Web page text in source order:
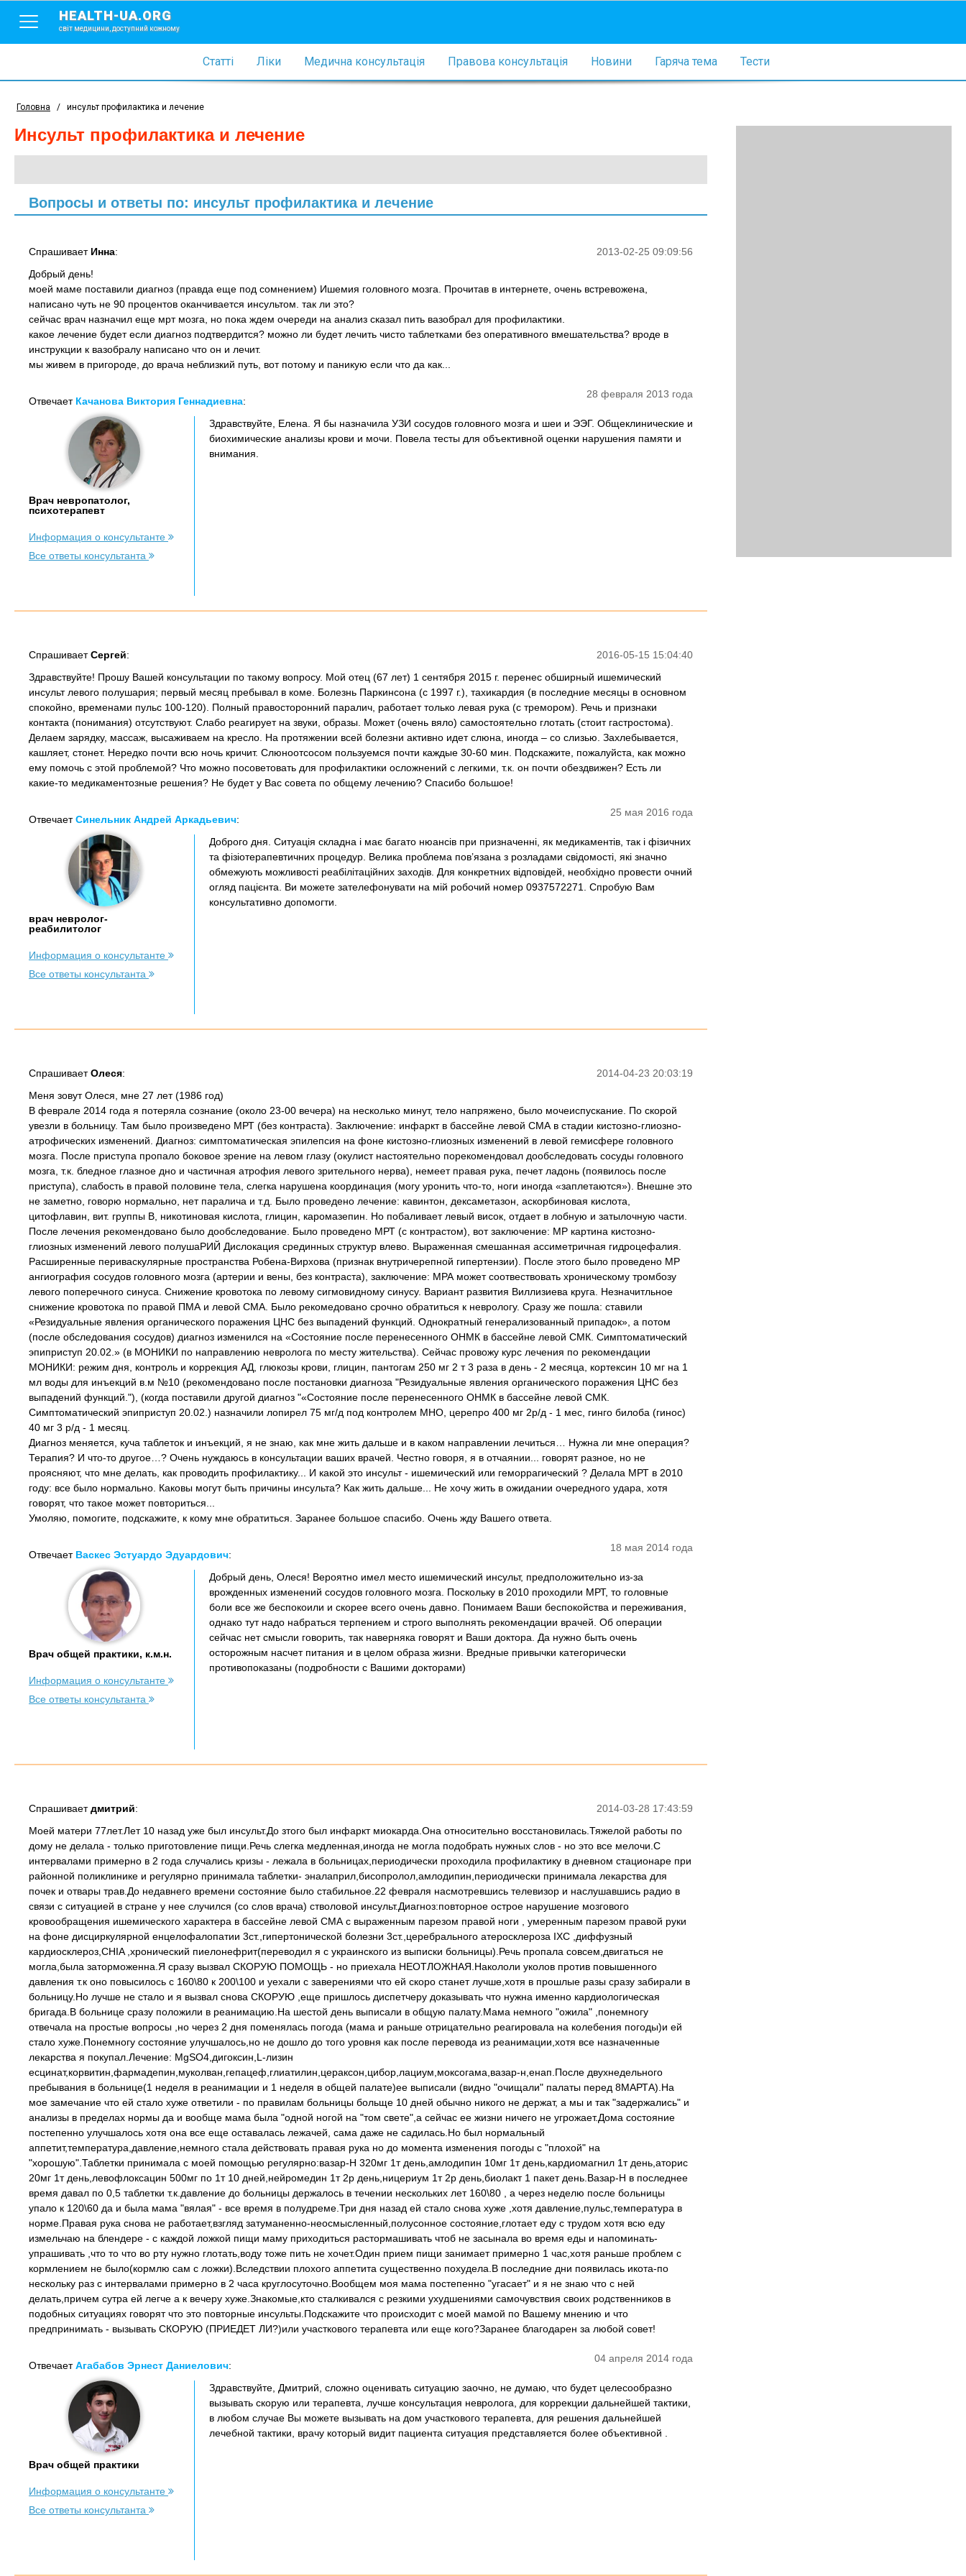
HEALTH-UA.ORG
світ медицини, доступний кожному
Статті Ліки Медична консультація Правова консультація Новини Гаряча тема Тести
Головна / инсульт профилактика и лечение
инсульт профилактика и лечение
Вопросы и ответы по: инсульт профилактика и лечение
2013-02-25 09:09:56
Спрашивает Инна:
Добрый день!
моей маме поставили диагноз (правда еще под сомнением) Ишемия головного мозга. Прочитав в интернете, очень встревожена,
написано чуть не 90 процентов оканчивается инсультом. так ли это?
сейчас врач назначил еще мрт мозга, но пока ждем очереди на анализ сказал пить вазобрал для профилактики.
какое лечение будет если диагноз подтвердится? можно ли будет лечить чисто таблетками без оперативного вмешательства? вроде в
инструкции к вазобралу написано что он и лечит.
мы живем в пригороде, до врача неблизкий путь, вот потому и паникую если что да как...
28 февраля 2013 года
Отвечает Качанова Виктория Геннадиевна:
Врач невропатолог,
психотерапевт
Информация о консультанте
Все ответы консультанта
Здравствуйте, Елена. Я бы назначила УЗИ сосудов головного мозга и шеи и ЭЭГ. Общеклинические и
биохимические анализы крови и мочи. Повела тесты для объективной оценки нарушения памяти и
внимания.
2016-05-15 15:04:40
СпрашиваетСергей:
Здравствуйте! Прошу Вашей консультации по такому вопросу. Мой отец (67 лет) 1 сентября 2015 г. перенес обширный ишемический
инсульт левого полушария; первый месяц пребывал в коме. Болезнь Паркинсона (с 1997 г.), тахикардия (в последние месяцы в основном
спокойно, временами пульс 100-120). Полный правосторонний паралич, работает только левая рука (с тремором). Речь и признаки
контакта (понимания) отсутствуют. Слабо реагирует на звуки, образы. Может (очень вяло) самостоятельно глотать (стоит гастростома).
Делаем зарядку, массаж, высаживаем на кресло. На протяжении всей болезни активно идет слюна, иногда – со слизью. Захлебывается,
кашляет, стонет. Нередко почти всю ночь кричит. Слюноотсосом пользуемся почти каждые 30-60 мин. Подскажите, пожалуйста, как можно
ему помочь с этой проблемой? Что можно посоветовать для профилактики осложнений с легкими, т.к. он почти обездвижен? Есть ли
какие-то медикаментозные решения? Не будет у Вас совета по общему лечению? Спасибо большое!
25 мая 2016 года
ОтвечаетСинельник Андрей Аркадьевич:
врач невролог-
реабилитолог
Информация о консультанте
Все ответы консультанта
Доброго дня. Ситуація складна і має багато нюансів при призначенні, як медикаментів, так і фізичних
та фізіотерапевтичних процедур. Велика проблема пов’язана з розладами свідомості, які значно
обмежують можливості реабілітаційних заходів. Для конкретних відповідей, необхідно провести очний
огляд пацієнта. Ви можете зателефонувати на мій робочий номер 0937572271. Спробую Вам
консультативно допомогти.
2014-04-23 20:03:19
СпрашиваетOлеся:
Меня зовут Олеся, мне 27 лет (1986 год)
В феврале 2014 года я потеряла сознание (около 23-00 вечера) на несколько минут, тело напряжено, было мочеиспускание. По скорой
увезли в больницу. Там было произведено МРТ (без контраста). Заключение: инфаркт в бассейне левой СМА в стадии кистозно-глиозно-
атрофических изменений. Диагноз: симптоматическая эпилепсия на фоне кистозно-глиозных изменений в левой гемисфере головного
мозга. После приступа пропало боковое зрение на левом глазу (окулист настоятельно порекомендовал дообследовать сосуды головного
мозга, т.к. бледное глазное дно и частичная атрофия левого зрительного нерва), немеет правая рука, печет ладонь (появилось после
приступа), слабость в правой половине тела, слегка нарушена координация (могу уронить что-то, ноги иногда «заплетаются»). Внешне это
не заметно, говорю нормально, нет паралича и т.д. Было проведено лечение: кавинтон, дексаметазон, аскорбиновая кислота,
цитофлавин, вит. группы В, никотиновая кислота, глицин, каромазепин. Но побаливает левый висок, отдает в лобную и затылочную части.
После лечения рекомендовано было дообследование. Было проведено МРТ (с контрастом), вот заключение: МР картина кистозно-
глиозных изменений левого полушаРИЙ Дислокация срединных структур влево. Выраженная смешанная ассиметричная гидроцефалия.
Расширенные периваскулярные пространства Робена-Вирхова (признак внутричерепной гипертензии). После этого было проведено МР
ангиография сосудов головного мозга (артерии и вены, без контраста), заключение: МРА может соотвествовать хроническому тромбозу
левого поперечного синуса. Снижение кровотока по левому сигмовидному синусу. Вариант развития Виллизиева круга. Незначитльное
снижение кровотока по правой ПМА и левой СМА. Было рекомедовано срочно обратиться к неврологу. Сразу же пошла: ставили
«Резидуальные явления органического поражения ЦНС без выпадений функций. Однократный генерализованный припадок», а потом
(после обследования сосудов) диагноз изменился на «Состояние после перенесенного ОНМК в бассейне левой СМК. Симптоматический
эпиприступ 20.02.» (в МОНИКИ по направлению невролога по месту жительства). Сейчас провожу курс лечения по рекомендации
МОНИКИ: режим дня, контроль и коррекция АД, глюкозы крови, глицин, пантогам 250 мг 2 т 3 раза в день - 2 месяца, кортексин 10 мг на 1
мл воды для инъекций в.м №10 (рекомендовано после постановки диагноза "Резидуальные явления органического поражения ЦНС без
выпадений функций."), (когда поставили другой диагноз "«Состояние после перенесенного ОНМК в бассейне левой СМК.
Симптоматический эпиприступ 20.02.) назначили лопирел 75 мг/д под контролем МНО, церепро 400 мг 2р/д - 1 мес, гинго билоба (гинос)
40 мг 3 р/д - 1 месяц.
Диагноз меняется, куча таблеток и инъекций, я не знаю, как мне жить дальше и в каком направлении лечиться… Нужна ли мне операция?
Терапия? И что-то другое…? Очень нуждаюсь в консультации ваших врачей. Честно говоря, я в отчаянии... говорят разное, но не
проясняют, что мне делать, как проводить профилактику... И какой это инсульт - ишемический или геморрагический ? Делала МРТ в 2010
году: все было нормально. Каковы могут быть причины инсульта? Как жить дальше... Не хочу жить в ожидании очередного удара, хотя
говорят, что такое может повториться...
Умоляю, помогите, подскажите, к кому мне обратиться. Заранее большое спасибо. Очень жду Вашего ответа.
18 мая 2014 года
Отвечает Васкес Эстуардо Эдуардович:
Врач общей практики, к.м.н.
Информация о консультанте
Все ответы консультанта
Добрый день, Oлеся! Вероятно имел место ишемический инсульт, предположительно из-за
врожденных изменений сосудов головного мозга. Поскольку в 2010 проходили МРТ, то головные
боли все же беспокоили и скорее всего очень давно. Понимаем Ваши беспокойства и переживания,
однако тут надо набраться терпением и строго выполнять рекомендации врачей. Об операции
сейчас нет смысли говорить, так наверняка говорят и Ваши доктора. Да нужно быть очень
осторожным насчет питания и в целом образа жизни. Вредные привычки категорически
противопоказаны (подробности с Вашими докторами)
2014-03-28 17:43:59
Спрашиваетдмитрий:
Моей матери 77лет.Лет 10 назад уже был инсульт.До зтого был инфаркт миокарда.Она относительно восстановилась.Тяжелой работы по
дому не делала - только приготовление пищи.Речь слегка медленная,иногда не могла подобрать нужных слов - но это все мелочи.С
интервалами примерно в 2 года случались кризы - лежала в больницах,периодически проходила профилактику в дневном стационаре при
районной поликлинике и регулярно принимала таблетки- эналаприл,бисопролол,амлодипин,периодически принимала лекарства для
почек и отвары трав.До недавнего времени состояние было стабильное.22 февраля насмотревшись телевизор и наслушавшись радио в
связи с ситуацией в стране у нее случился (со слов врача) стволовой инсульт.Диагноз:повторное острое нарушение мозгового
кровообращения ишемического характера в бассейне левой СМА с выраженным парезом правой ноги , умеренным парезом правой руки
на фоне дисциркулярной енцелофалопатии 3ст.,гипертонической болезни 3ст.,церебрального атеросклероза IXC ,диффузный
кардиосклероз,CHIA ,хронический пиелонефрит(переводил я с украинского из выписки больницы).Речь пропала совсем,двигаться не
могла,была заторможенна.Я сразу вызвал СКОРУЮ ПОМОЩЬ - но приехала НЕОТЛОЖНАЯ.Накололи уколов против повышенного
давления т.к оно повысилось с 160\80 к 200\100 и уехали с заверениями что ей скоро станет лучше,хотя в прошлые разы сразу забирали в
больницу.Но лучше не стало и я вызвал снова СКОРУЮ ,еще пришлось диспетчеру доказывать что нужна именно кардиологическая
бригада.В больнице сразу положили в реанимацию.На шестой день выписали в общую палату.Мама немного "ожила" ,понемногу
отвечала на простые вопросы ,но через 2 дня поменялась погода (мама и раньше отрицательно реагировала на колебения погоды)и ей
стало хуже.Понемногу состояние улучшалось,но не дошло до того уровня как после перевода из реанимации,хотя все назначенные
лекарства я покупал.Лечение: MgSO4,дигоксин,L-лизин
есцинат,корвитин,фармадепин,муколван,гепацеф,глиатилин,цераксон,цибор,лациум,моксогама,вазар-н,енап.После двухнедельного
пребывания в больнице(1 неделя в реанимации и 1 неделя в общей палате)ее выписали (видно "очищали" палаты перед 8МАРТА).На
мое замечание что ей стало хуже ответили - по правилам больницы больще 10 дней обычно никого не держат, а мы и так "задержались" и
анализы в пределах нормы да и вообще мама была "одной ногой на "том свете",а сейчас ее жизни ничего не угрожает.Дома состояние
постепенно улучшалось хотя она все еще оставалась лежачей, сама даже не садилась.Но был нормальный
аппетит,температура,давление,немного стала действовать правая рука но до момента изменения погоды с "плохой" на
"хорошую".Таблетки принимала с моей помощью регулярно:вазар-Н 320мг 1т день,амлодипин 10мг 1т день,кардиомагнил 1т день,аторис
20мг 1т день,левофлоксацин 500мг по 1т 10 дней,нейромедин 1т 2р день,ницериум 1т 2р день,биолакт 1 пакет день.Вазар-Н в последнее
время давал по 0,5 таблетки т.к.давление до больницы держалось в течении нескольких лет 160\80 , а через неделю после больницы
упало к 120\60 да и была мама "вялая" - все время в полудреме.Три дня назад ей стало снова хуже ,хотя давление,пульс,температура в
норме.Правая рука снова не работает,взгляд затуманенно-неосмысленный,полусонное состояние,глотает еду с трудом хотя всю еду
измельчаю на блендере - с каждой ложкой пищи маму приходиться растормашивать чтоб не засынала во время еды и напоминать-
упрашивать ,что то что во рту нужно глотать,воду тоже пить не хочет.Один прием пищи занимает примерно 1 час,хотя раньше проблем с
кормлением не было(кормлю сам с ложки).Вследствии плохого аппетита существенно похудела.В последние дни появилась икота-по
нескольку раз с интервалами примерно в 2 часа круглосуточно.Вообщем моя мама постепенно "угасает" и я не знаю что с ней
делать,причем сутра ей легче а к вечеру хуже.Знакомые,кто сталкивался с резкими ухудшениями самочувствия своих родственников в
подобных ситуациях говорят что это повторные инсульты.Подскажите что происходит с моей мамой по Вашему мнению и что
предпринимать - вызывать СКОРУЮ (ПРИЕДЕТ ЛИ?)или участкового терапевта или еще кого?Заранее благодарен за любой совет!
04 апреля 2014 года
ОтвечаетАгабабов Эрнест Даниелович:
Врач общей практики
Информация о консультанте
Все ответы консультанта
Здравствуйте, Дмитрий, сложно оценивать ситуацию заочно, не думаю, что будет целесообразно
вызывать скорую или терапевта, лучше консультация невролога, для коррекции дальнейшей тактики,
в любом случае Вы можете вызывать на дом участкового терапевта, для решения дальнейшей
лечебной тактики, врачу который видит пациента ситуация представляется более объективной .